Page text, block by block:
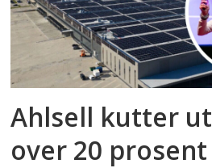
Ahlsell kutter
over 20